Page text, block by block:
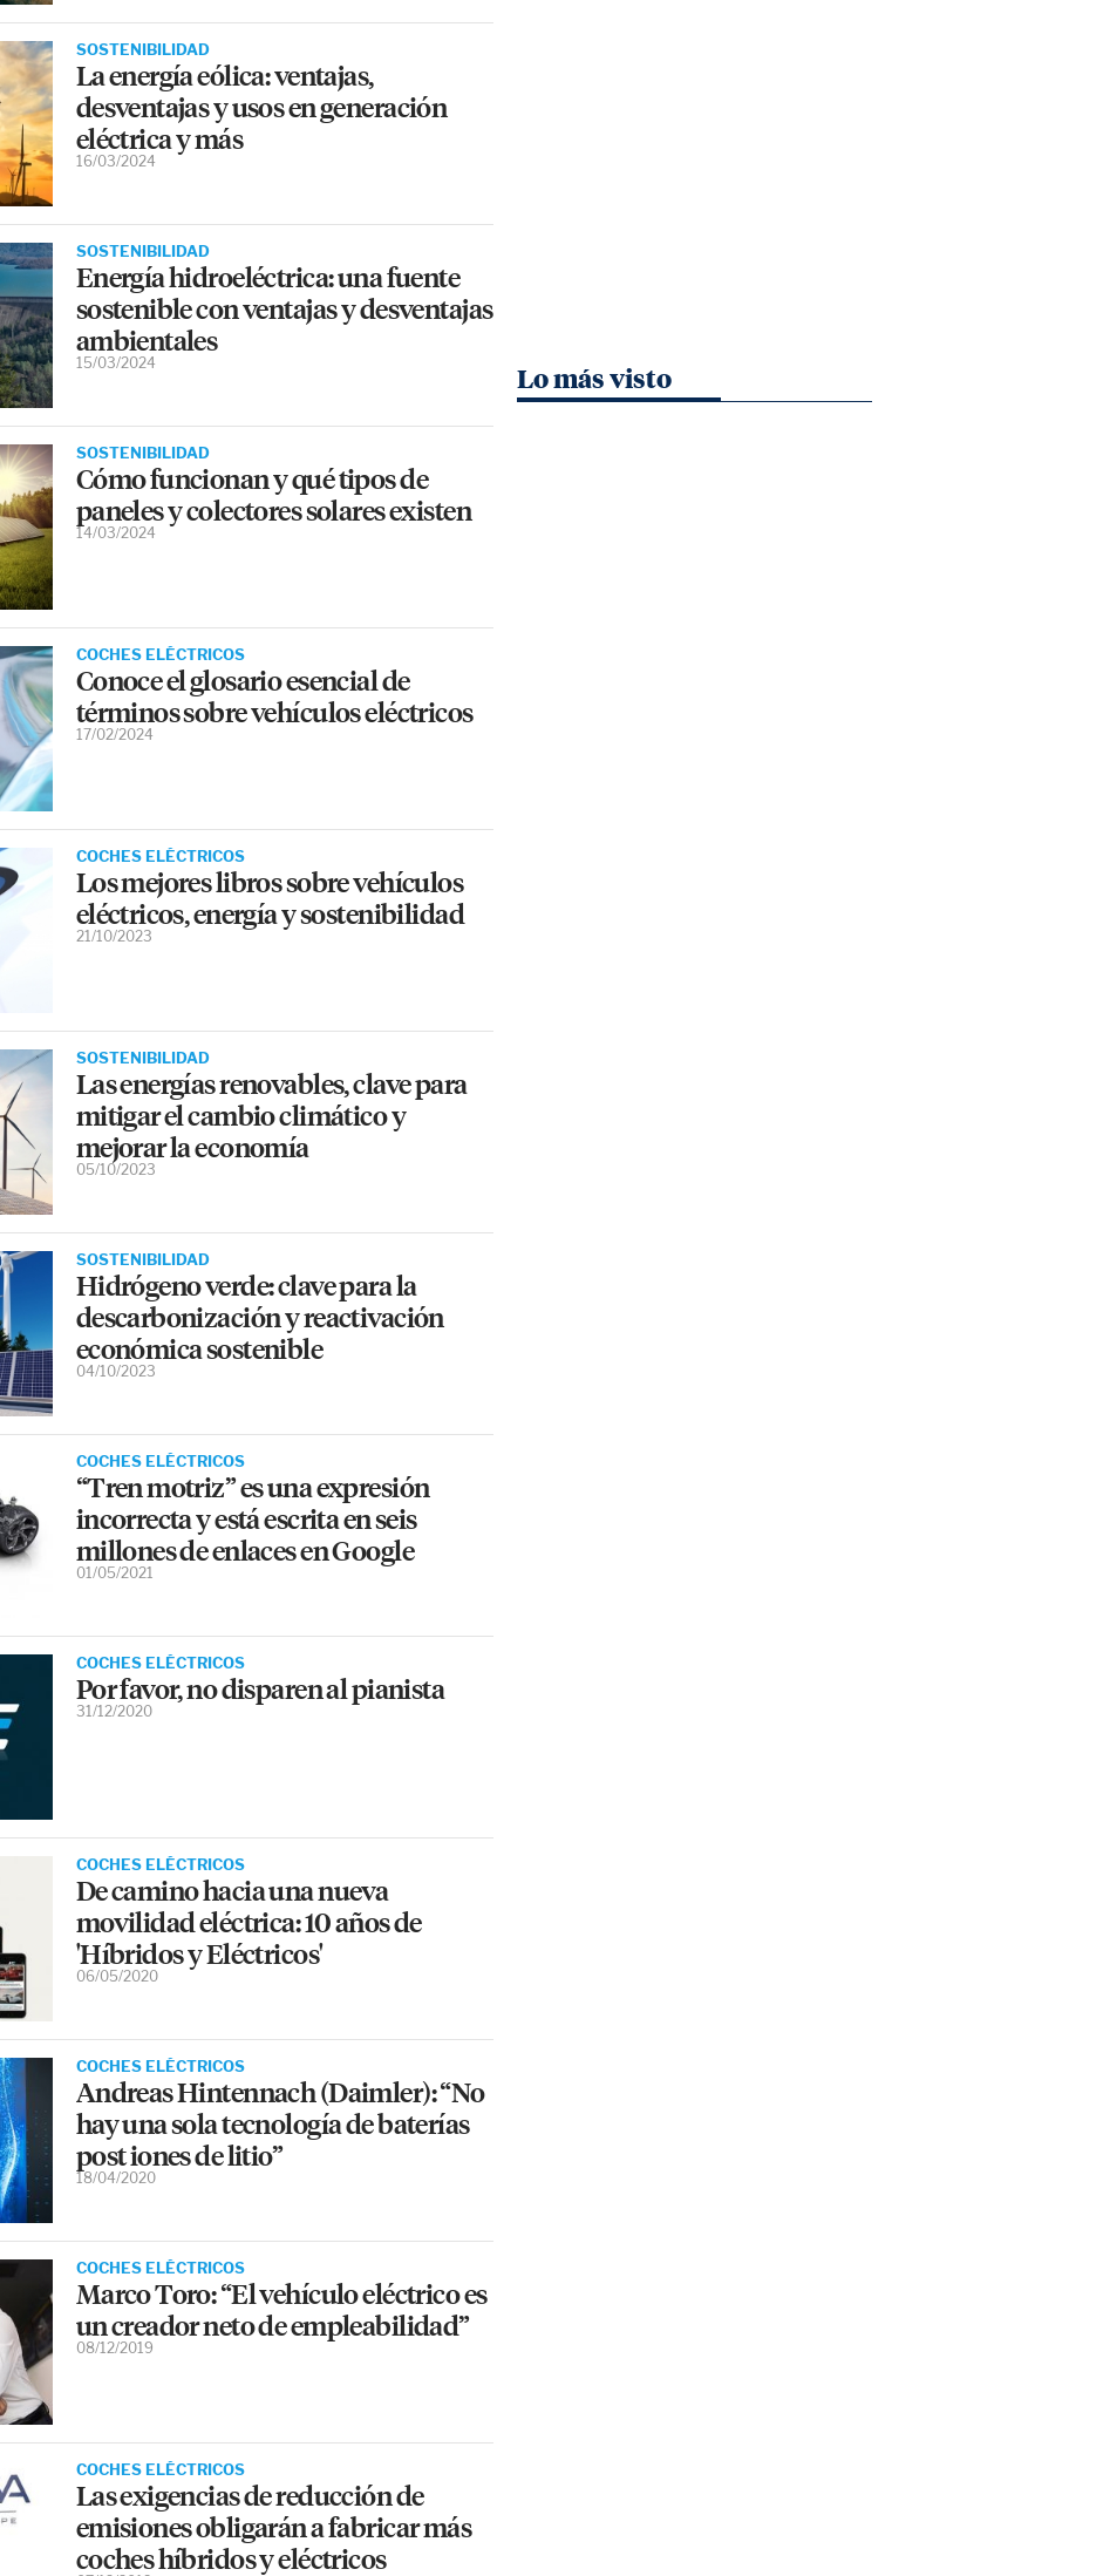
SOSTENIBILIDAD
La energía eólica: ventajas,
desventajas y usos en generación
eléctrica y más
16/03/2024
SOSTENIBILIDAD
Energía hidroeléctrica: una fuente
sostenible con ventajas y desventajas
ambientales
15/03/2024
SOSTENIBILIDAD
Cómo funcionan y qué tipos de
paneles y colectores solares existen
14/03/2024
COCHES ELÉCTRICOS
Conoce el glosario esencial de
términos sobre vehículos eléctricos
17/02/2024
COCHES ELÉCTRICOS
Los mejores libros sobre vehículos
eléctricos, energía y sostenibilidad
21/10/2023
SOSTENIBILIDAD
Las energías renovables, clave para
mitigar el cambio climático y
mejorar la economía
05/10/2023
SOSTENIBILIDAD
Hidrógeno verde: clave para la
descarbonización y reactivación
económica sostenible
04/10/2023
COCHES ELÉCTRICOS
“Tren motriz” es una expresión
incorrecta y está escrita en seis
millones de enlaces en Google
01/05/2021
COCHES ELÉCTRICOS
Por favor, no disparen al pianista
31/12/2020
COCHES ELÉCTRICOS
De camino hacia una nueva
movilidad eléctrica: 10 años de
'Híbridos y Eléctricos'
06/05/2020
COCHES ELÉCTRICOS
Andreas Hintennach (Daimler): “No
hay una sola tecnología de baterías
post iones de litio”
18/04/2020
COCHES ELÉCTRICOS
Marco Toro: “El vehículo eléctrico es
un creador neto de empleabilidad”
08/12/2019
COCHES ELÉCTRICOS
Las exigencias de reducción de
emisiones obligarán a fabricar más
coches híbridos y eléctricos
Lo más visto